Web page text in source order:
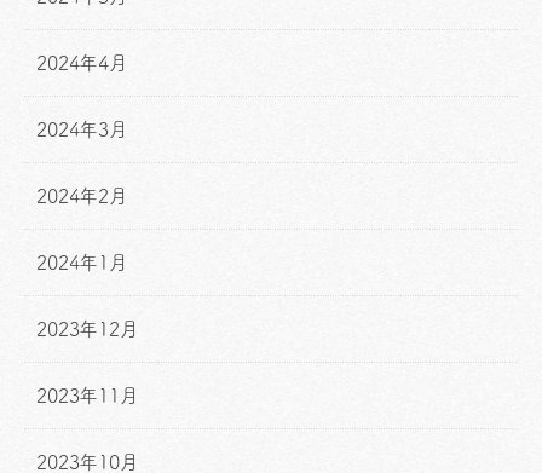
2024年4月
2024年3月
2024年2月
2024年1月
2023年12月
2023年11月
2023年10月